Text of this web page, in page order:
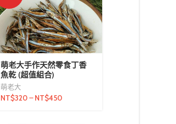
萌老大手作天然零食丁香
魚乾 (超值組合)
萌老大
NT$320 – NT$450